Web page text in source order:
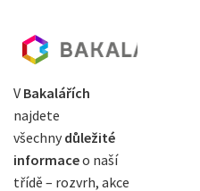
V Bakalářích
najdete
všechny důležité
informaceo naší
třídě – rozvrh, akce